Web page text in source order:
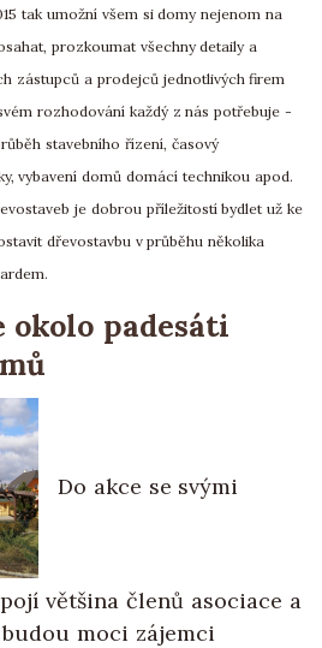
tak umožní všem si domy nejenom na
prozkoumat všechny detaily a
zástupců a prodejců jednotlivých firem
rozhodování každý z nás potřebuje -
stavebního řízení, časový
vybavení domů domácí technikou apod.
je dobrou příležitostí bydlet už ke
dřevostavbu v průběhu několika
okolo padesáti
Do akce se svými
většina členů asociace a
moci zájemci